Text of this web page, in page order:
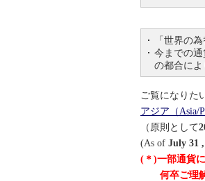
「世界の
今までの
の都合によ
ご覧になりた
アジア（Asia/
（原則として
(As of July 31
(＊)一部通貨
何卒ご理解